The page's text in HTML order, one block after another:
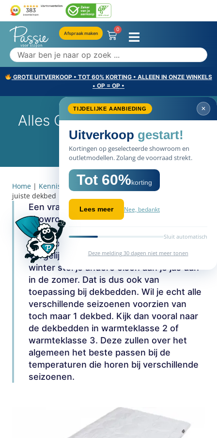
Afspraak maken
0
GROTE UITVERKOOP • TOT 60% KORTING • ALLEEN IN ONZE WINKELS
• OP = OP •
TIJDELIJKE AANBIEDING ✕
Uitverkoop gestart!
Kortingen op geselecteerde showroom en
outletmodellen. Zolang de voorraad strekt.
Tot 60%korting
Lees meer Nee, bedankt
Sluit automatisch
Deze melding 30 dagen niet meer tonen
Alles Over: Elk Seizoen Het
Juiste Dekbed
Home | Kennisbank items|Alles over: elk seizoen het
juiste dekbed
Een vraag die we veel krijgen in de
showroom: is er niet 1 dekbed dat voor
ieder seizoen geschikt is? Eigenlijk is het
antwoord daarop simpelweg nee!
Vergelijk het maar met een jas. In de
winter stel je andere eisen aan je jas dan
in de zomer. Dat is dus ook van
toepassing bij dekbedden. Wil je echt alle
verschillende seizoenen voorzien van
toch maar 1 dekbed. Kijk dan vooral naar
de dekbedden in warmteklasse 2 of
warmteklasse 3. Deze zullen over het
algemeen het beste passen bij de
temperaturen die horen bij verschillende
seizoenen.